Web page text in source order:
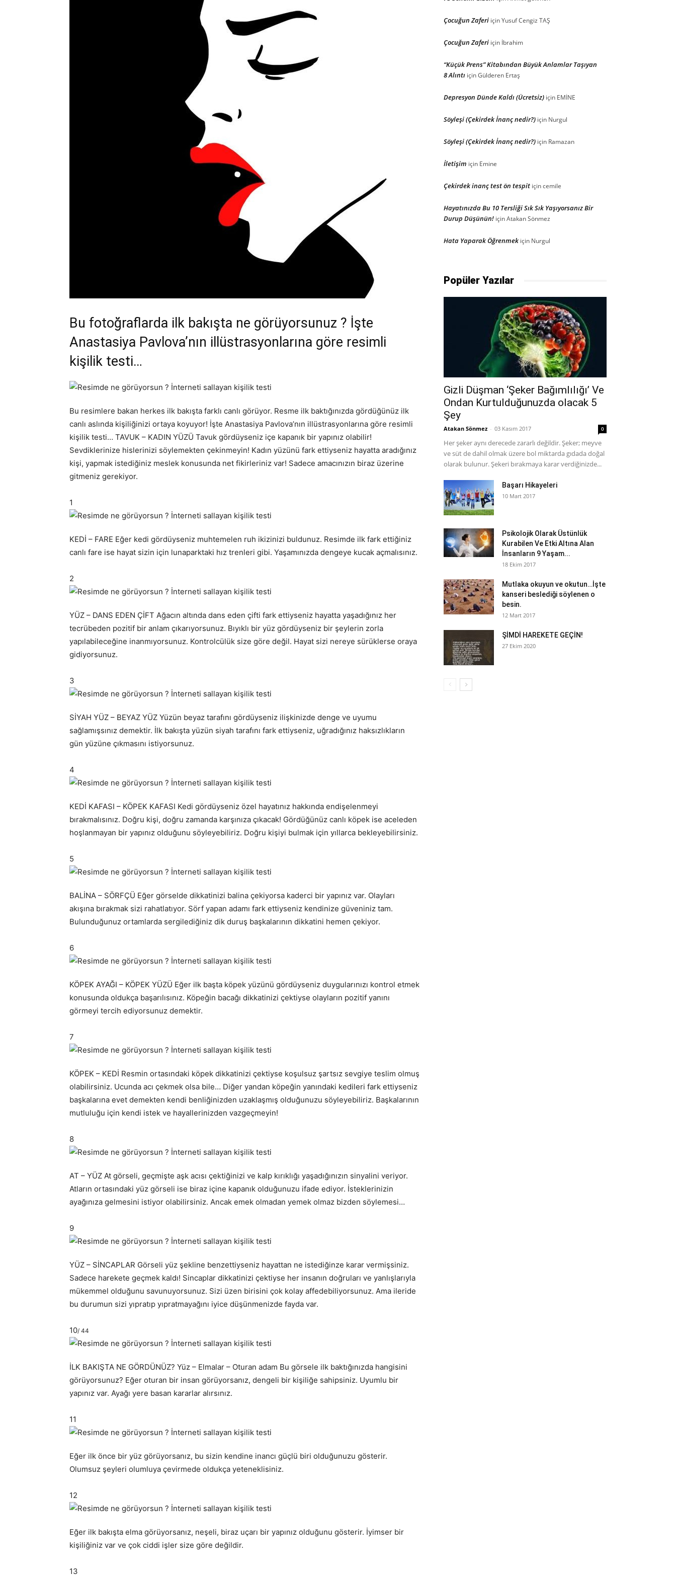
Bu fotoğraflarda ilk bakışta ne görüyorsunuz ? İşte
Anastasiya Pavlova’nın illüstrasyonlarına göre resimli
kişilik testi…
Bu resimlere bakan herkes ilk bakışta farklı canlı görüyor. Resme ilk baktığınızda gördüğünüz ilk
canlı aslında kişiliğinizi ortaya koyuyor! İşte Anastasiya Pavlova’nın illüstrasyonlarına göre resimli
kişilik testi… TAVUK – KADIN YÜZÜ Tavuk gördüyseniz içe kapanık bir yapınız olabilir!
Sevdiklerinize hislerinizi söylemekten çekinmeyin! Kadın yüzünü fark ettiyseniz hayatta aradığınız
kişi, yapmak istediğiniz meslek konusunda net fikirleriniz var! Sadece amacınızın biraz üzerine
gitmeniz gerekiyor.
1
KEDİ – FARE Eğer kedi gördüyseniz muhtemelen ruh ikizinizi buldunuz. Resimde ilk fark ettiğiniz
canlı fare ise hayat sizin için lunaparktaki hız trenleri gibi. Yaşamınızda dengeye kucak açmalısınız.
2
YÜZ – DANS EDEN ÇİFT Ağacın altında dans eden çifti fark ettiyseniz hayatta yaşadığınız her
tecrübeden pozitif bir anlam çıkarıyorsunuz. Bıyıklı bir yüz gördüyseniz bir şeylerin zorla
yapılabileceğine inanmıyorsunuz. Kontrolcülük size göre değil. Hayat sizi nereye sürüklerse oraya
gidiyorsunuz.
3
SİYAH YÜZ – BEYAZ YÜZ Yüzün beyaz tarafını gördüyseniz ilişkinizde denge ve uyumu
sağlamışsınız demektir. İlk bakışta yüzün siyah tarafını fark ettiyseniz, uğradığınız haksızlıkların
gün yüzüne çıkmasını istiyorsunuz.
4
KEDİ KAFASI – KÖPEK KAFASI Kedi gördüyseniz özel hayatınız hakkında endişelenmeyi
bırakmalısınız. Doğru kişi, doğru zamanda karşınıza çıkacak! Gördüğünüz canlı köpek ise aceleden
hoşlanmayan bir yapınız olduğunu söyleyebiliriz. Doğru kişiyi bulmak için yıllarca bekleyebilirsiniz.
5
BALİNA – SÖRFÇÜ Eğer görselde dikkatinizi balina çekiyorsa kaderci bir yapınız var. Olayları
akışına bırakmak sizi rahatlatıyor. Sörf yapan adamı fark ettiyseniz kendinize güveniniz tam.
Bulunduğunuz ortamlarda sergilediğiniz dik duruş başkalarının dikkatini hemen çekiyor.
6
KÖPEK AYAĞI – KÖPEK YÜZÜ Eğer ilk başta köpek yüzünü gördüyseniz duygularınızı kontrol etmek
konusunda oldukça başarılısınız. Köpeğin bacağı dikkatinizi çektiyse olayların pozitif yanını
görmeyi tercih ediyorsunuz demektir.
7
KÖPEK – KEDİ Resmin ortasındaki köpek dikkatinizi çektiyse koşulsuz şartsız sevgiye teslim olmuş
olabilirsiniz. Ucunda acı çekmek olsa bile… Diğer yandan köpeğin yanındaki kedileri fark ettiyseniz
başkalarına evet demekten kendi benliğinizden uzaklaşmış olduğunuzu söyleyebiliriz. Başkalarının
mutluluğu için kendi istek ve hayallerinizden vazgeçmeyin!
8
AT – YÜZ At görseli, geçmişte aşk acısı çektiğinizi ve kalp kırıklığı yaşadığınızın sinyalini veriyor.
Atların ortasındaki yüz görseli ise biraz içine kapanık olduğunuzu ifade ediyor. İsteklerinizin
ayağınıza gelmesini istiyor olabilirsiniz. Ancak emek olmadan yemek olmaz bizden söylemesi…
9
YÜZ – SİNCAPLAR Görseli yüz şekline benzettiyseniz hayattan ne istediğinze karar vermişsiniz.
Sadece harekete geçmek kaldı! Sincaplar dikkatinizi çektiyse her insanın doğruları ve yanlışlarıyla
mükemmel olduğunu savunuyorsunuz. Sizi üzen birisini çok kolay affedebiliyorsunuz. Ama ileride
bu durumun sizi yıpratıp yıpratmayağını iyice düşünmenizde fayda var.
10/ 44
İLK BAKIŞTA NE GÖRDÜNÜZ? Yüz – Elmalar – Oturan adam Bu görsele ilk baktığınızda hangisini
görüyorsunuz? Eğer oturan bir insan görüyorsanız, dengeli bir kişiliğe sahipsiniz. Uyumlu bir
yapınız var. Ayağı yere basan kararlar alırsınız.
11
Eğer ilk önce bir yüz görüyorsanız, bu sizin kendine inancı güçlü biri olduğunuzu gösterir.
Olumsuz şeyleri olumluya çevirmede oldukça yeteneklisiniz.
12
Eğer ilk bakışta elma görüyorsanız, neşeli, biraz uçarı bir yapınız olduğunu gösterir. İyimser bir
kişiliğiniz var ve çok ciddi işler size göre değildir.
13
Çocuğun Zaferi içinYusuf Cengiz TAŞ
Çocuğun Zaferi için İbrahim
“Küçük Prens” Kitabından Büyük Anlamlar Taşıyan
8 Alıntı içinGülderen Ertaş
Depresyon Dünde Kaldı (Ücretsiz) için EMİNE
Söyleşi (Çekirdek İnanç nedir?) için Nurgul
Söyleşi (Çekirdek İnanç nedir?) için Ramazan
İletişim için Emine
Çekirdek inanç test ön tespit içincemile
Hayatınızda Bu 10 Tersliği Sık Sık Yaşıyorsanız Bir
Durup Düşünün! içinAtakan Sönmez
Hata Yaparak Öğrenmek için Nurgul
Popüler Yazılar
Gizli Düşman ‘Şeker Bağımlılığı’ Ve
Ondan Kurtulduğunuzda olacak 5
Şey
Atakan Sönmez - 03 Kasım 2017 0
Her şeker aynı derecede zararlı değildir. Şeker; meyve
ve süt de dahil olmak üzere bol miktarda gıdada doğal
olarak bulunur. Şekeri bırakmaya karar verdiğinizde...
Başarı Hikayeleri
10 Mart 2017
Psikolojik Olarak Üstünlük
Kurabilen Ve Etki Altına Alan
İnsanların 9 Yaşam...
18 Ekim 2017
Mutlaka okuyun ve okutun…İşte
kanseri beslediği söylenen o
besin.
12 Mart 2017
ŞİMDİ HAREKETE GEÇİN!
27 Ekim 2020